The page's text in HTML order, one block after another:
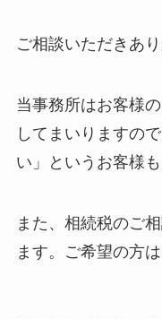
ご相談いただきあ
当事務所はお客様
してまいりますの
い」というお客様も
また、相続税のご
ます。ご希望の方